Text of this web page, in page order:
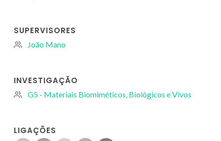
SUPERVISORES
João Mano
INVESTIGAÇÃO
G5 - Materiais Biomiméticos, Biológicos e Vivos
LIGAÇÕES